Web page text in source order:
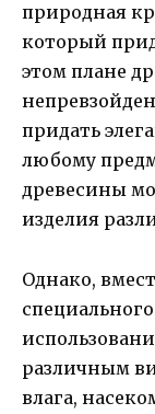
природная
который
этом плане
придать
любому
древесины
изделия
Однако,
различным
влага,